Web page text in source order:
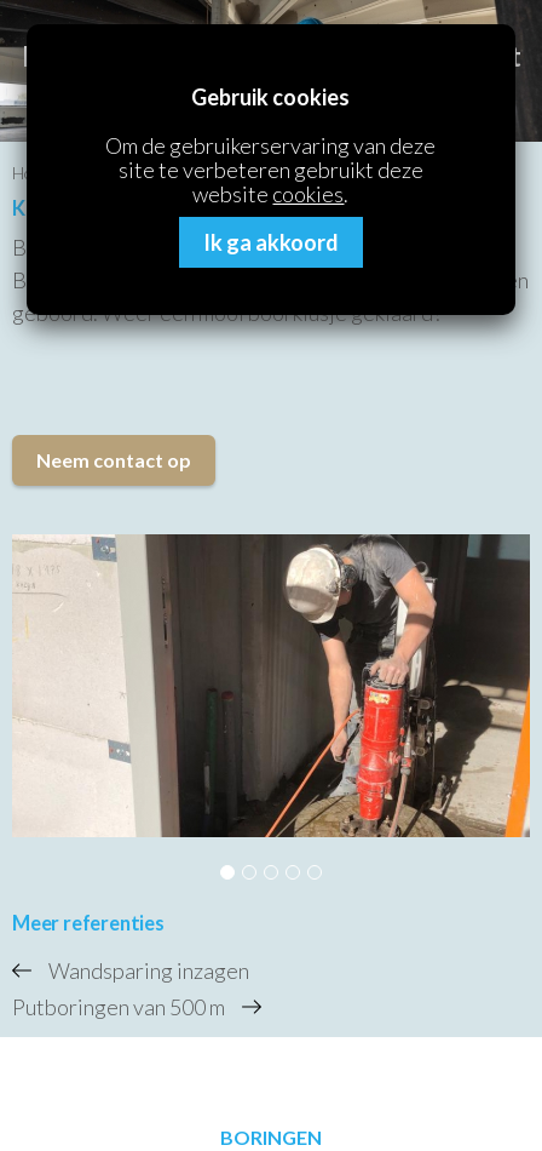
Gebruik cookies
Om de gebruikerservaring van deze
site te verbeteren gebruikt deze
website cookies.
Ik ga akkoord
Boor- en Zaagbedrijf Thomassen aan het
werk!
Home Referenties / Kruipluikgaten
Kruipluikgaten
Bij een nieuwbouwproject voor Karbouw
Bouwondermingen hebben wij meerdere kruipluikgaten
geboord. Weer een mooi boorklusje geklaard!
Neem contact op
Meer referenties
Wandsparing inzagen
Putboringen van 500 m
BORINGEN